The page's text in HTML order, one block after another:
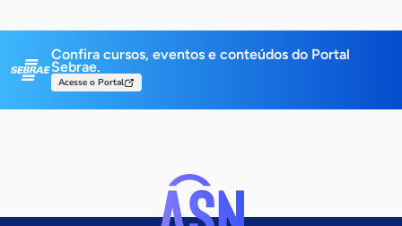
Confira cursos, eventos e conteúdos do Portal
Sebrae.
Acesse o Portal